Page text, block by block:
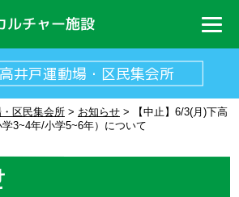
ルチャー施設
井戸運動場・区民集会所
区民集会所> お知らせ>
【中止】6/3(月)下高
3~4年/小学5~6年）について